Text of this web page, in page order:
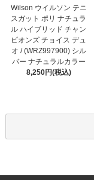
Wilson ウイルソン テニ
スガット ポリ ナチュラ
ル ハイブリッド チャン
ピオンズ チョイス デュ
オ / (WRZ997900) シル
バー ナチュラルカラー
8,250円(税込)